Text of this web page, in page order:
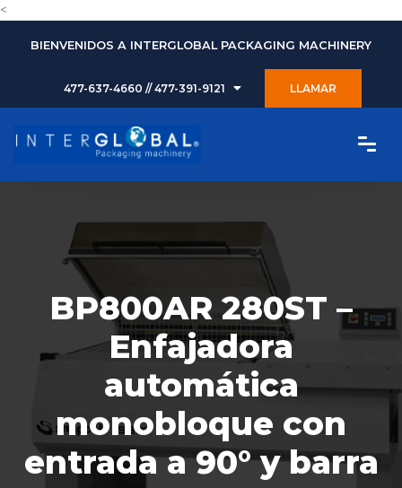
<
BIENVENIDOS A INTERGLOBAL PACKAGING MACHINERY
477-637-4660 // 477-391-9121 LLAMAR
BP800AR 280ST –
Enfajadora
automática
monobloque con
entrada a 90° y barra